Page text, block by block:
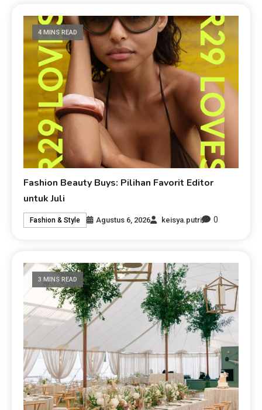
4 MINS READ
Fashion Beauty Buys: Pilihan Favorit Editor
untuk Juli
Fashion & Style Agustus 6, 2026 keisya.putri 0
3 MINS READ